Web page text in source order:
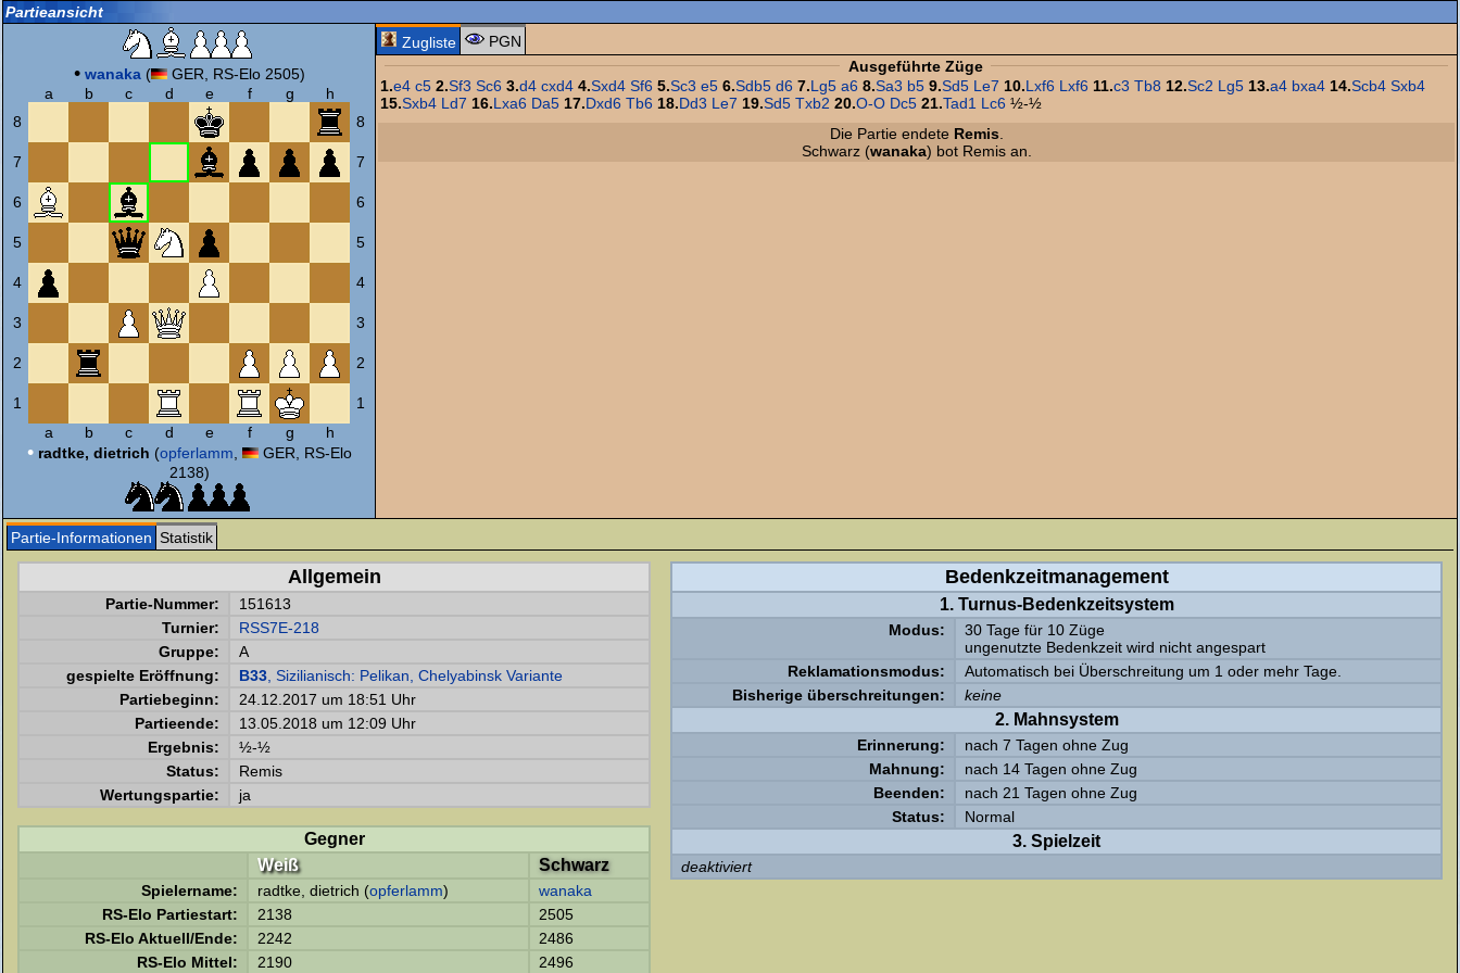
Partieansicht
• wanaka(
GER, RS-Elo 2505)
a
b c d e f g
h
8
8
7 7
6 6
5 5
4 4
3 3
2 2
1
1
a
b c d e f g h
• radtke, dietrich (opferlamm
GER, RS-Elo
2138)
Zugliste
PGN
Ausgeführte Züge
1.e4 c5 2.Sf3 Sc6 3.d4 cxd4 4.Sxd4 Sf6 5.Sc3 e5 6.Sdb5 d6 7.Lg5 a6 8.Sa3 b5 9.Sd5 Le7 10.Lxf6 Lxf6 11.c3 Tb8 12.Sc2 Lg5 13.a4 bxa4 14.Scb4 Sxb4
15.Sxb4 Ld7 16.Lxa6 Da5 17.Dxd6 Tb6 18.Dd3 Le7 19.Sd5 Txb2 20.O-O Dc5 21.Tad1 Lc6 ½-½
Die Partie endete Remis
Schwarz (wanaka) bot Remis an.
Partie-Informationen Statistik
Allgemein
Partie-Nummer:
151613
Turnier:
RSS7E-218
Gruppe:
A
gespielte Eröffnung:
B33 , Sizilianisch: Pelikan, Chelyabinsk Variante
Partiebeginn:
24.12.2017 um 18:51 Uhr
Partieende:
13.05.2018 um 12:09 Uhr
Ergebnis:
½-½
Status:
Remis
Wertungspartie:
ja
Gegner
Weiß
Schwarz
Spielername: radtke, dietrich (opferlamm)
wanaka
RS-Elo Partiestart:
2138
2505
RS-Elo Aktuell/Ende:
2242
2486
RS-Elo Mittel:
2190 2496
Bedenkzeitmanagement
1. Turnus-Bedenkzeitsystem
Modus:
30 Tage für 10 Züge
ungenutzte Bedenkzeit wird nicht angespart
Reklamationsmodus:
Automatisch bei Überschreitung um 1 oder mehr Tage.
Bisherige überschreitungen:
keine
2. Mahnsystem
Erinnerung:
nach 7 Tagen ohne Zug
Mahnung:
nach 14 Tagen ohne Zug
Beenden:
nach 21 Tagen ohne Zug
Status:
Normal
3. Spielzeit
deaktiviert